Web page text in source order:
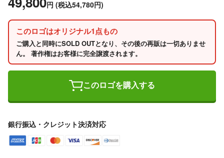
円 (税込54,780円)
このロゴはオリジナル1点もの
ご購入と同時にSOLD OUTとなり、その後の再販は一切ありませ
ん。 著作権はお客様に完全譲渡されます。
このロゴを購入する
銀行振込・クレジット決済対応